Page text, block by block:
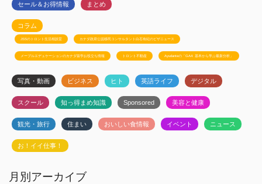
セール＆お得情報 まとめ
コラム
JSSのトロント生活相談室 カナダ政府公認移民コンサルタント白石有紀のビザニュース
メープルエデュケーションのカナダ留学お役立ち情報 トロント不動産 Ayudanteの「GA4: 基本から学ぶ最新分析」
写真・動画 ビジネス ヒト 英語ライフ デジタル
スクール 知っ得まめ知識 Sponsored 美容と健康
観光・旅行 住まい おいしい食情報 イベント ニュース
お！イイ仕事！
月別アーカイブ